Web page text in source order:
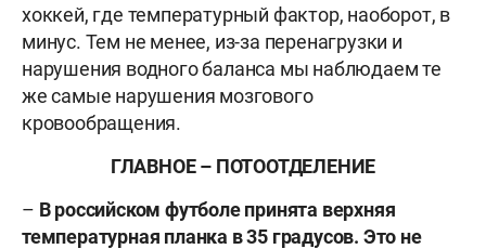
хоккей, где температурный фактор, наоборот, в
минус. Тем не менее, из-за перенагрузки и
нарушения водного баланса мы наблюдаем те
же самые нарушения мозгового
кровообращения.
ГЛАВНОЕ – ПОТООТДЕЛЕНИЕ
– В российском футболе принята верхняя
температурная планка в 35 градусов. Это не